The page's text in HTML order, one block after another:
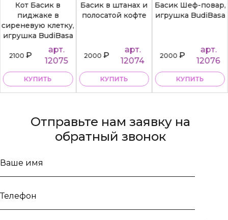
Кот Басик в
пиджаке в
сиреневую клетку,
игрушка BudiBasa
2100₽
арт.
12075
КУПИТЬ
Басик в штанах и
полосатой кофте
2000₽
арт.
12074
КУПИТЬ
Басик Шеф-повар,
игрушка BudiBasa
2000₽
арт.
12076
КУПИТЬ
Отправьте нам заявку на
обратный звонок
Ваше